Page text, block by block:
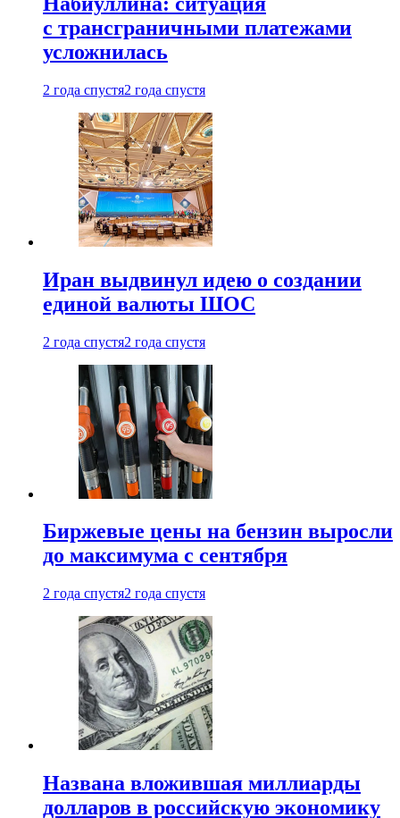
с трансграничными платежами
усложнилась
2 года спустя2 года спустя
Иран выдвинул идею о создании
единой валюты ШОС
2 года спустя2 года спустя
Биржевые цены на бензин выросли
до максимума с сентября
2 года спустя2 года спустя
Названа вложившая миллиарды
долларов в российскую экономику